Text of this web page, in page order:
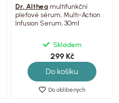
Dr. Althea multifunkční
pleťové sérum, Multi-Action
Infusion Serum, 30ml
Skladem
299 Kč
Do košíku
Do oblíbených